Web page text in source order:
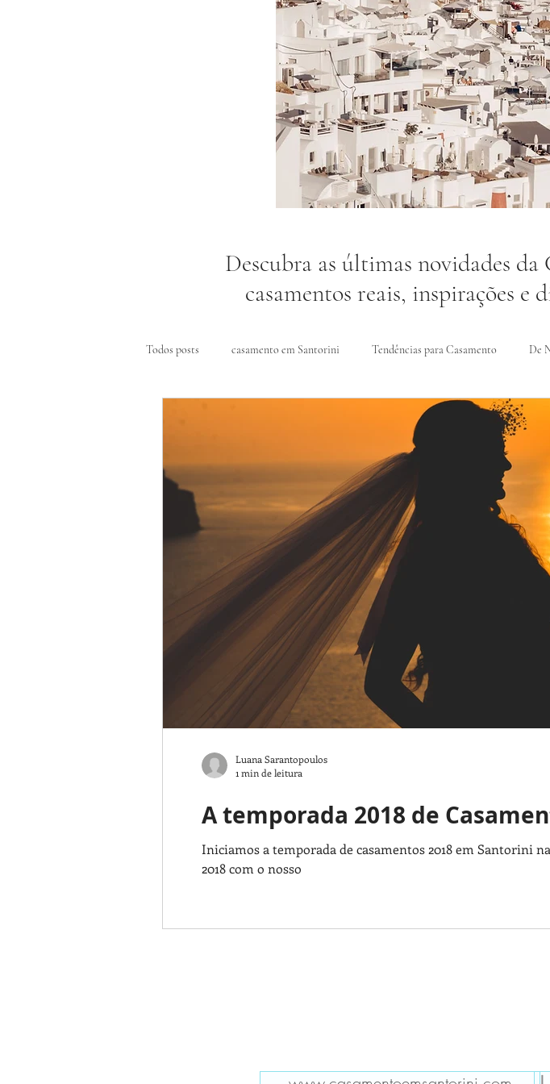
​Descubra as últimas novidades
casamentos reais, inspirações e
Todos posts casamento em Santorini Tendências para Casamento De
A temporada 2018 de
Iniciamos a temporada de casamentos 2018 em Santorini
2018 com o nosso
Luana Sarantopoulos
1 min de leitura